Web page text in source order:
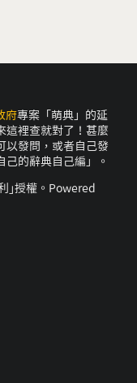
府專案「萌典」的延
這裡查就對了！甚麼
以發問，或者自己發
的辭典自己編」。
｣授權。Powered